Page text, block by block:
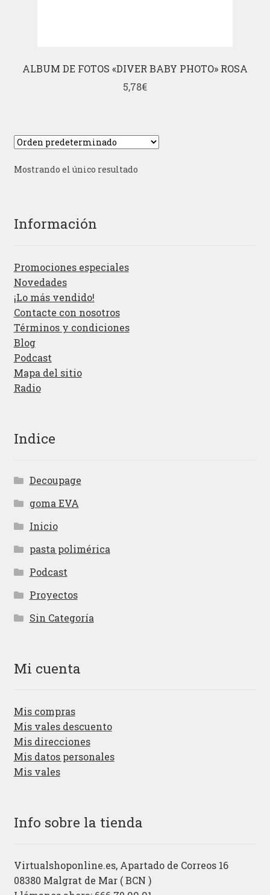
ALBUM DE FOTOS «DIVER BABY PHOTO» ROSA
5,78€
Mostrando el único resultado
Información
Promociones especiales
Novedades
¡Lo más vendido!
Contacte con nosotros
Términos y condiciones
Blog
Podcast
Mapa del sitio
Radio
Indice
Decoupage
goma EVA
Inicio
pasta polimérica
Podcast
Proyectos
Sin Categoría
Mi cuenta
Mis compras
Mis vales descuento
Mis direcciones
Mis datos personales
Mis vales
Info sobre la tienda
Virtualshoponline.es, Apartado de Correos 16
08380 Malgrat de Mar ( BCN )